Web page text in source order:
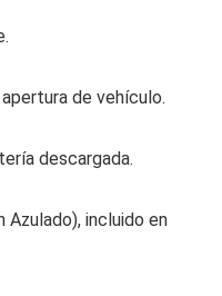
de vehículo.
descargada.
Azulado), incluido en